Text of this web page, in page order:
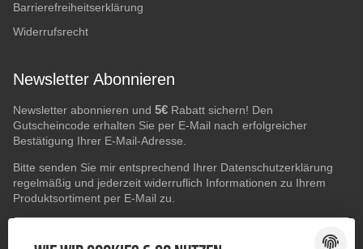
Barrierefreiheitserklärung
Widerrufsrecht
Newsletter Abonnieren
Newsletter abonnieren und 5€ Rabatt sichern! Den
Gutscheincode erhalten Sie per E-Mail nach erfolgreicher
Bestätigung Ihrer E-Mail-Adresse.
Bitte senden Sie mir entsprechend Ihrer Datenschutzerklärung
regelmäßig und jederzeit widerruflich Informationen zu Ihrem
Produktsortiment per E-Mail zu.
ABONNIEREN